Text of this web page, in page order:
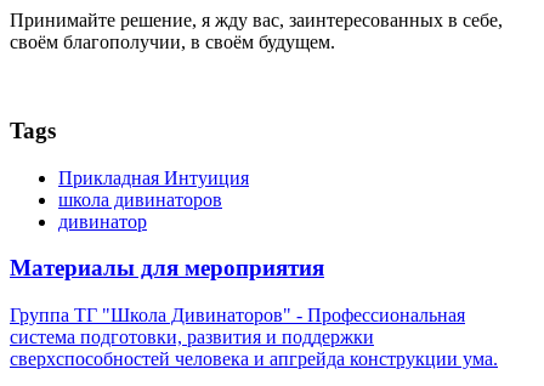
Принимайте решение, я жду вас, заинтересованных в себе,
своём благополучии, в своём будущем.
Tags
Прикладная Интуиция
школа дивинаторов
дивинатор
Материалы для мероприятия
Группа ТГ "Школа Дивинаторов" - Профессиональная
система подготовки, развития и поддержки
сверхспособностей человека и апгрейда конструкции ума.